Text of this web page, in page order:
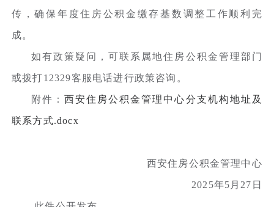
传，确保年度住房公积金缴存基数调整工作顺利完
成。
如有政策疑问，可联系属地住房公积金管理部门
或拨打12329客服电话进行政策咨询。
附件：西安住房公积金管理中心分支机构地址及
联系方式.docx
西安住房公积金管理中心
2025年5月27日